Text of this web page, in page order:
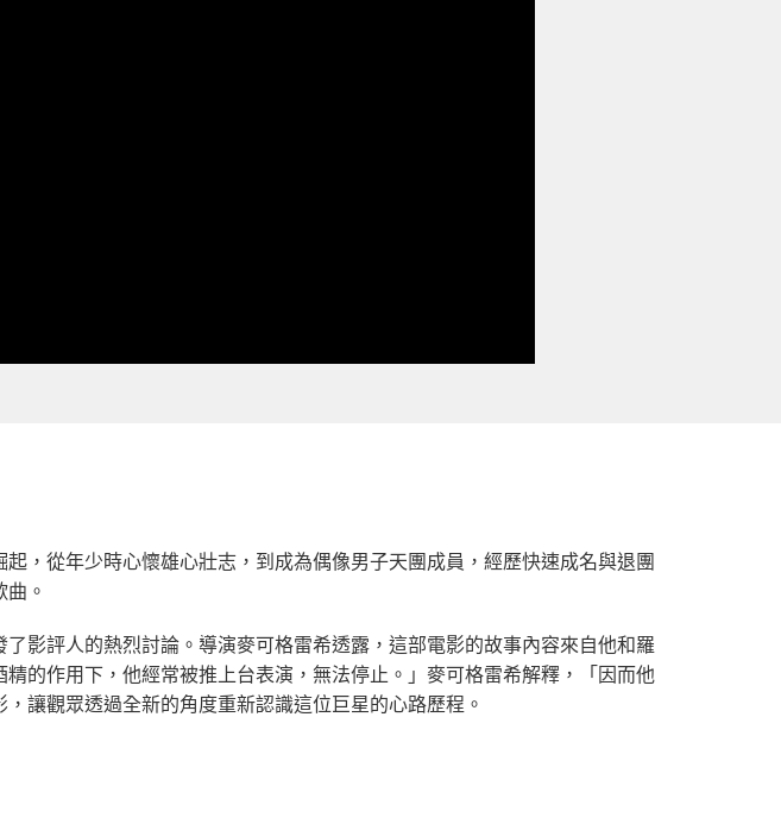
，從年少時心懷雄心壯志，到成為偶像男子天團成員，經歷快速成名與退團
。
影評人的熱烈討論。導演麥可格雷希透露，這部電影的故事內容來自他和羅
的作用下，他經常被推上台表演，無法停止。」麥可格雷希解釋，「因而他
讓觀眾透過全新的角度重新認識這位巨星的心路歷程。